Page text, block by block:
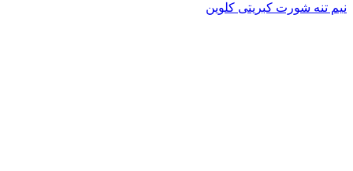
نیم تنه شورت کبریتی کلوین